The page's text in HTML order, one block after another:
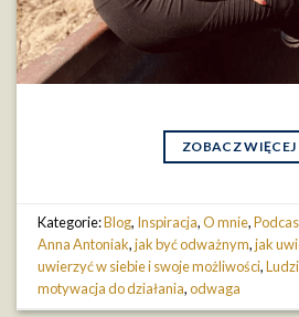
ZOBACZ WIĘCEJ
Kategorie:Blog, Inspiracja,O mnie,
Anna Antoniak,jak być odważnym,jak
uwierzyć w siebie i swoje możliwości,
motywacja do działania,odwaga